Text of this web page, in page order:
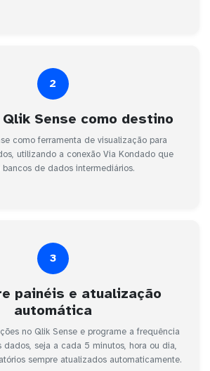
2
Sense como destino
como ferramenta de visualização para
utilizando a conexão Via Kondado que
bancos de dados intermediários.
3
painéis e atualização
automática
no Qlik Sense e programe a frequência
dados, seja a cada 5 minutos, hora ou dia,
sempre atualizados automaticamente.